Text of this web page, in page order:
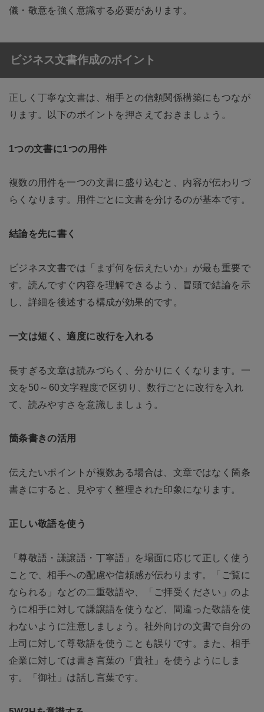
儀・敬意を強く意識する必要があります。
ビジネス文書作成のポイント
正しく丁寧な文書は、相手との信頼関係構築にもつなが
ります。以下のポイントを押さえておきましょう。
1つの文書に1つの用件
複数の用件を一つの文書に盛り込むと、内容が伝わりづ
らくなります。用件ごとに文書を分けるのが基本です。
結論を先に書く
ビジネス文書では「まず何を伝えたいか」が最も重要で
す。読んですぐ内容を理解できるよう、冒頭で結論を示
し、詳細を後述する構成が効果的です。
一文は短く、適度に改行を入れる
長すぎる文章は読みづらく、分かりにくくなります。一
文を50～60文字程度で区切り、数行ごとに改行を入れ
て、読みやすさを意識しましょう。
箇条書きの活用
伝えたいポイントが複数ある場合は、文章ではなく箇条
書きにすると、見やすく整理された印象になります。
正しい敬語を使う
「尊敬語・謙譲語・丁寧語」を場面に応じて正しく使う
ことで、相手への配慮や信頼感が伝わります。「ご覧に
なられる」などの二重敬語や、「ご拝受ください」のよ
うに相手に対して謙譲語を使うなど、間違った敬語を使
わないように注意しましょう。社外向けの文書で自分の
上司に対して尊敬語を使うことも誤りです。また、相手
企業に対しては書き言葉の「貴社」を使うようにしま
す。「御社」は話し言葉です。